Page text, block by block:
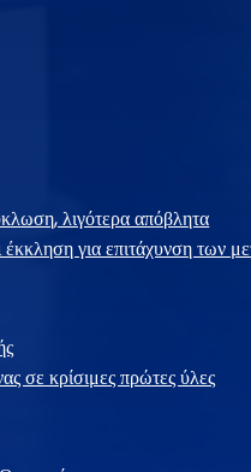
λιγότερα απόβλητα
για επιτάχυνση των
σε κρίσιμες πρώτες ύλες